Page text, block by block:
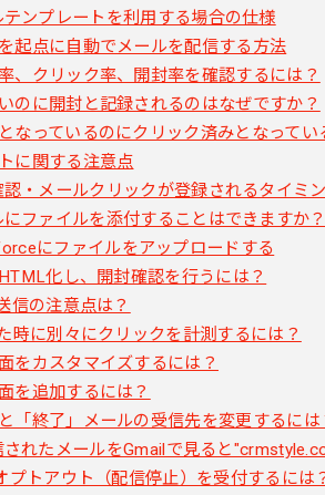
ンプレートを利用する場合の仕様
起点に自動でメールを配信する方法
、クリック率、開封率を確認するには？
のに開封と記録されるのはなぜですか？
なっているのにクリック済みとなってい
に関する注意点
・メールクリックが登録されるタイミ
ファイルを添付することはできますか
にファイルをアップロードする
化し、開封確認を行うには？
信の注意点は？
時に別々にクリックを計測するには？
をカスタマイズするには？
を追加するには？
「終了」メールの受信先を変更するには
れたメールをGmailで見ると
プトアウト（配信停止）を受付するには